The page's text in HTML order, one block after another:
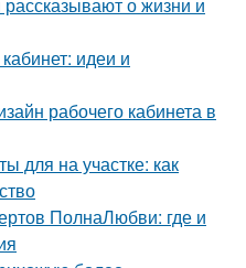
о жизни и
идеи и
рабочего кабинета в
для на участке: как
ПолнаЛюбви: где и